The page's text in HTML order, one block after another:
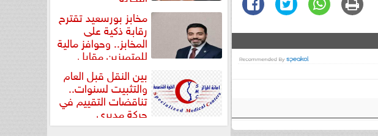
مخابز بورسعيد تقترح
رقابة ذكية على
المخابز.. وحوافز مالية
للمتميزين مقابل
بين النقل قبل العام
والتثبيت لسنوات..
تناقضات التقييم في
حركة مديري
”مستشفيات...